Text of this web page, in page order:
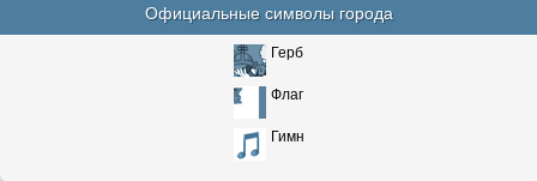
Официальные символы города
Герб
Флаг
Гимн